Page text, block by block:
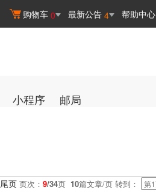
购物车 0 最新公告 4 帮助中心
小程序 邮局
尾页 页次： 9/34页 10篇文章/页 转到：